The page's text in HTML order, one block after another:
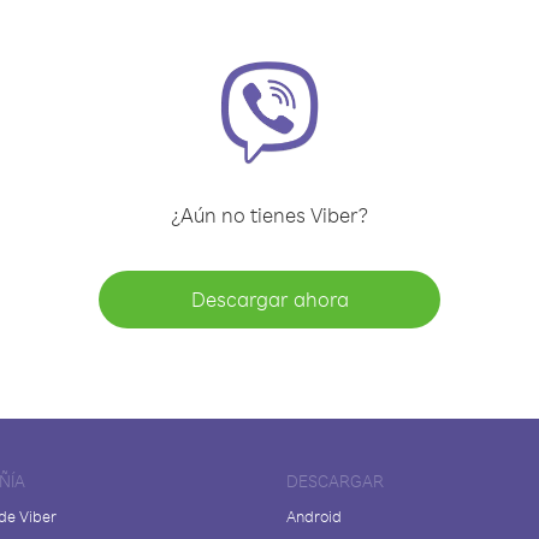
¿Aún no tienes Viber?
Descargar ahora
Viber
DESCARGAR
Android